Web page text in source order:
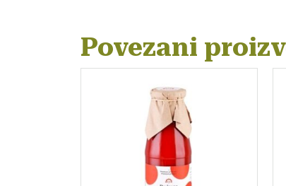
Povezani